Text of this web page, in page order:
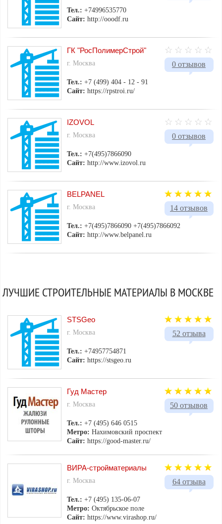
Тел.:+74996535770
Сайт: http://ooodf.ru
0 отзывов
ГК "РосПолимерСтрой"
г. Москва
Тел.:+7 (499) 404 - 12 - 91
Сайт: https://rpstroi.ru/
0 отзывов
IZOVOL
г. Москва
Тел.:+7(495)7866090
Сайт: http://www.izovol.ru
14 отзывов
BELPANEL
г. Москва
Тел.:+7(495)7866090 +7(495)7866092
Сайт: http://www.belpanel.ru
ЛУЧШИЕ СТРОИТЕЛЬНЫЕ МАТЕРИАЛЫ В МОСКВЕ
52 отзыва
STSGeo
г. Москва
Тел.:+74957754871
Сайт: https://stsgeo.ru
50 отзывов
Гуд Мастер
г. Москва
Тел.:+7 (495) 646 0515
Метро:Нахимовский проспект
Сайт: https://good-master.ru/
64 отзыва
ВИРА-стройматериалы
г. Москва
Тел.:+7 (495) 135-06-07
Метро:Октябрьское поле
Сайт: https://www.virashop.ru/